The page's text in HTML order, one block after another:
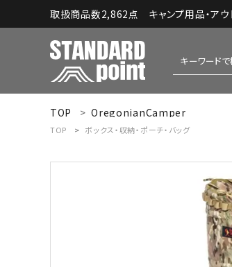
取扱商品数2,862点 キャンプ用品・アウ
TOP OregonianCamper
TOP ボックス・収納・ポーチ・バッグ